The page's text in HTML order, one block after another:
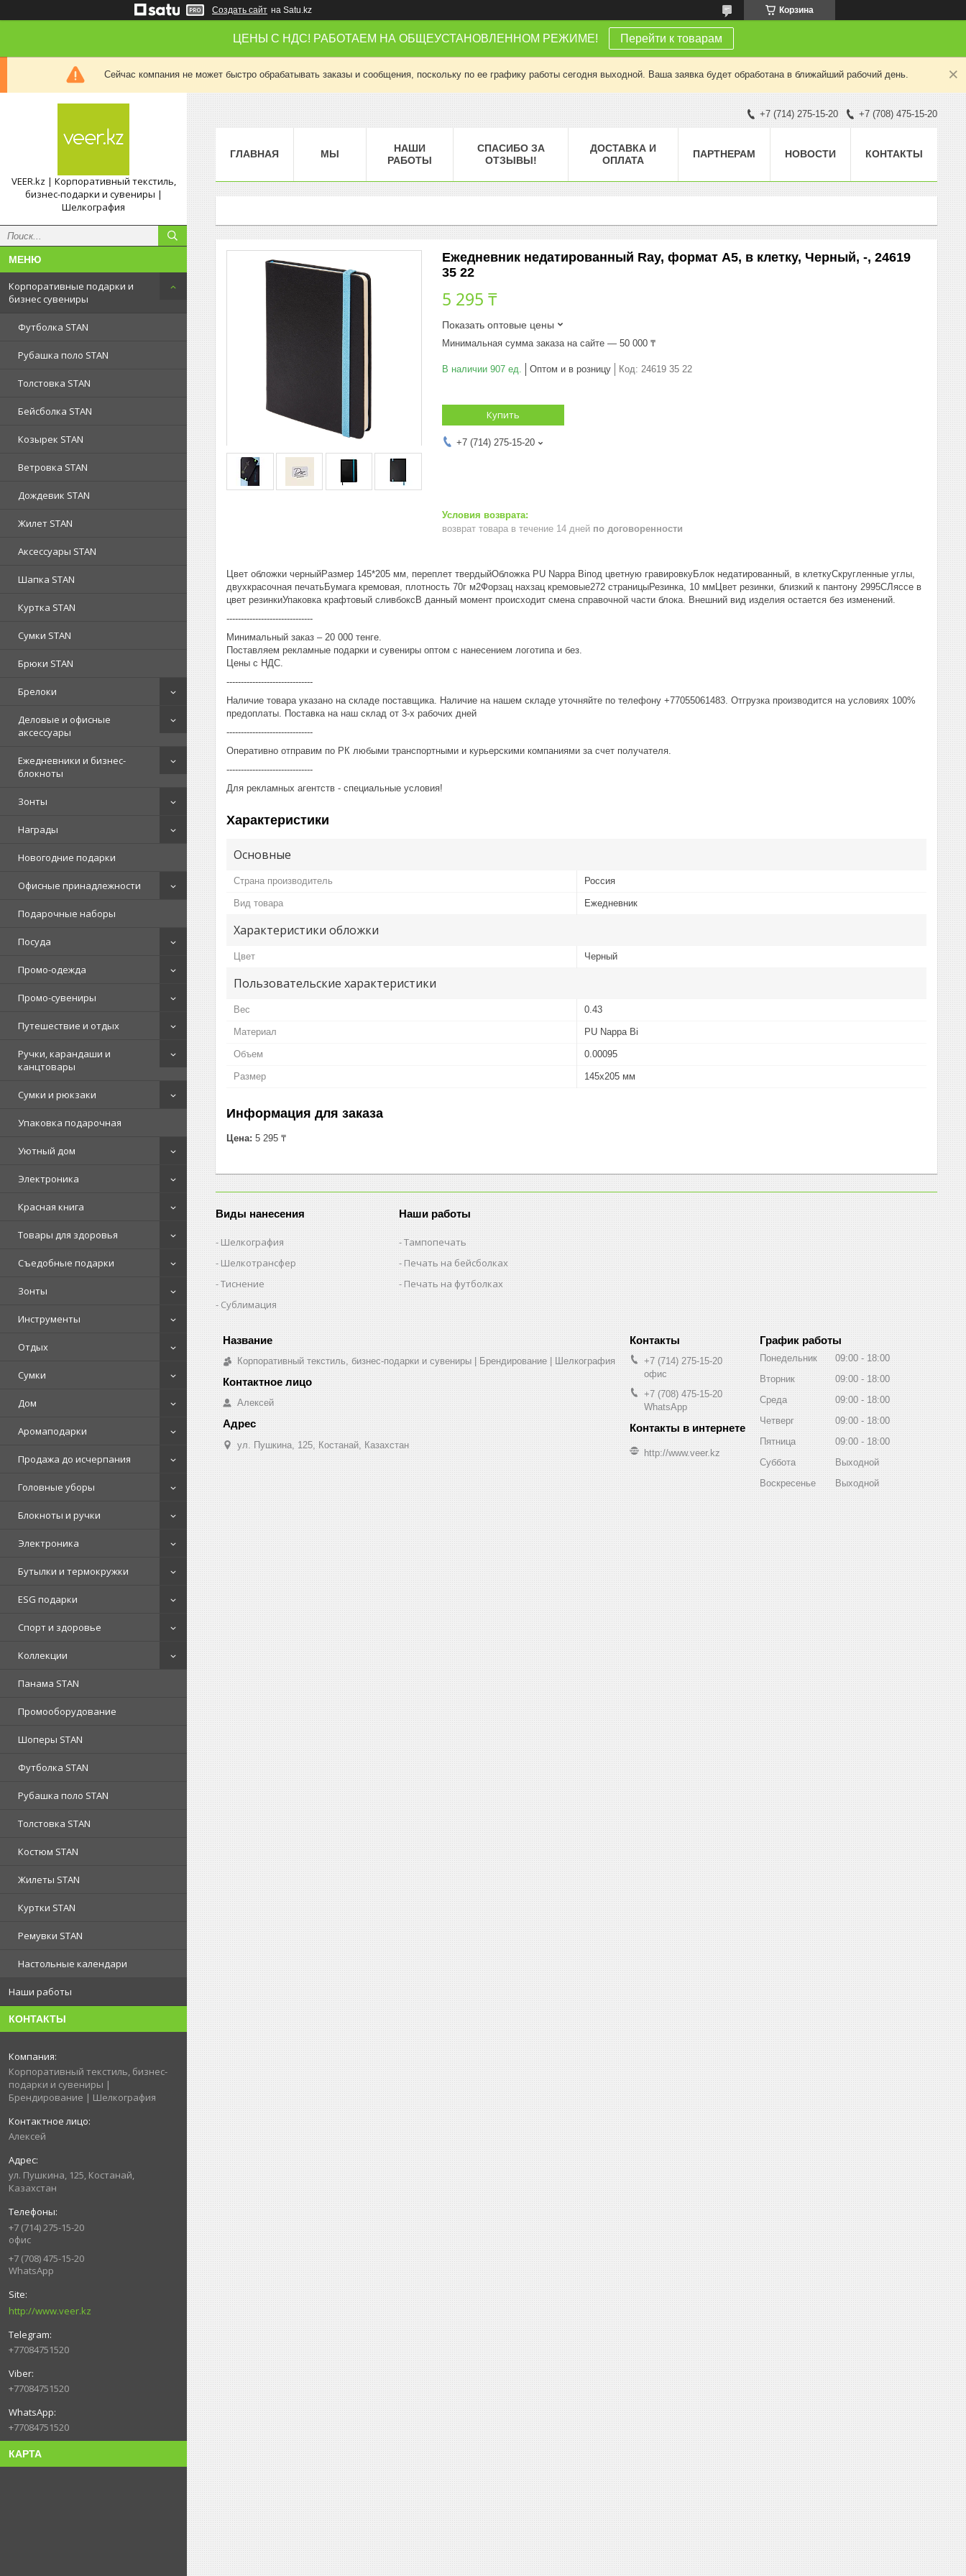
Создать сайт на Satu.kz Корзина
ЦЕНЫ С НДС! РАБОТАЕМ НА ОБЩЕУСТАНОВЛЕННОМ РЕЖИМЕ! Перейти к товарам
Сейчас компания не может быстро обрабатывать заказы и сообщения, поскольку по ее графику работы сегодня выходной. Ваша заявка будет обработана в ближайший рабочий день.
VEER.kz | Корпоративный текстиль,
бизнес-подарки и сувениры |
Шелкография
Корпоративные подарки и
бизнес сувениры
Футболка STAN
Рубашка поло STAN
Толстовка STAN
Бейсболка STAN
Козырек STAN
Ветровка STAN
Дождевик STAN
Жилет STAN
Аксессуары STAN
Шапка STAN
Куртка STAN
Сумки STAN
Брюки STAN
Брелоки
Деловые и офисные
аксессуары
Ежедневники и бизнес-
блокноты
Зонты
Награды
Новогодние подарки
Офисные принадлежности
Подарочные наборы
Посуда
Промо-одежда
Промо-сувениры
Путешествие и отдых
Ручки, карандаши и
канцтовары
Сумки и рюкзаки
Упаковка подарочная
Уютный дом
Электроника
Красная книга
Товары для здоровья
Съедобные подарки
Зонты
Инструменты
Отдых
Сумки
Дом
Аромаподарки
Продажа до исчерпания
Головные уборы
Блокноты и ручки
Электроника
Бутылки и термокружки
ESG подарки
Спорт и здоровье
Коллекции
Панама STAN
Промооборудование
Шоперы STAN
Футболка STAN
Рубашка поло STAN
Толстовка STAN
Костюм STAN
Жилеты STAN
Куртки STAN
Ремувки STAN
Настольные календари
Наши работы
КОНТАКТЫ
Корпоративный текстиль, бизнес-
подарки и сувениры |
Брендирование | Шелкография
Алексей
ул. Пушкина, 125, Костанай,
Казахстан
+7 (714) 275-15-20
офис
+7 (708) 475-15-20
WhatsApp
http://www.veer.kz
+77084751520
+77084751520
+77084751520
КАРТА
+7 (714) 275-15-20 +7 (708) 475-15-20
ГЛАВНАЯ МЫ
НАШИ
РАБОТЫ
СПАСИБО ЗА
ОТЗЫВЫ!
ДОСТАВКА И
ОПЛАТА
ПАРТНЕРАМ НОВОСТИ КОНТАКТЫ
Ежедневник недатированный Ray, формат А5, в клетку, Черный, -, 24619
35 22
5 295 ₸
Показать оптовые цены
Минимальная сумма заказа на сайте — 50 000 ₸
В наличии 907 ед. Оптом и в розницу Код: 24619 35 22
Купить
+7 (714) 275-15-20
возврат товара в течение 14 дней по договоренности
Цвет обложки черныйРазмер 145*205 мм, переплет твердыйОбложка PU Nappa Biпод цветную гравировкуБлок недатированный, в клеткуСкругленные углы,
двухкрасочная печатьБумага кремовая, плотность 70г м2Форзац нахзац кремовые272 страницыРезинка, 10 ммЦвет резинки, близкий к пантону 2995СЛяссе в
цвет резинкиУпаковка крафтовый сливбоксВ данный момент происходит смена справочной части блока. Внешний вид изделия остается без изменений.
------------------------------
Минимальный заказ – 20 000 тенге.
Поставляем рекламные подарки и сувениры оптом с нанесением логотипа и без.
Цены с НДС.
------------------------------
Наличие товара указано на складе поставщика. Наличие на нашем складе уточняйте по телефону +77055061483. Отгрузка производится на условиях 100%
предоплаты. Поставка на наш склад от 3-x рабочих дней
------------------------------
Оперативно отправим по РК любыми транспортными и курьерскими компаниями за счет получателя.
------------------------------
Для рекламных агентств - специальные условия!
Характеристики
Основные
Страна производитель Россия
Вид товара Ежедневник
Характеристики обложки
Цвет Черный
Пользовательские характеристики
Вес 0.43
Материал PU Nappa Bi
Объем 0.00095
Размер 145x205 мм
Информация для заказа
Цена: 5 295 ₸
Виды нанесения
Шелкография
Шелкотрансфер
Тиснение
Сублимация
Наши работы
Тампопечать
Печать на бейсболках
Печать на футболках
Корпоративный текстиль, бизнес-подарки и сувениры | Брендирование | Шелкография
Алексей
ул. Пушкина, 125, Костанай, Казахстан
+7 (714) 275-15-20
офис
+7 (708) 475-15-20
WhatsApp
http://www.veer.kz
График работы
Понедельник 09:00
18:00
Вторник
09:00
18:00
Среда
09:00
18:00
Четверг
09:00
18:00
Пятница
09:00
18:00
Суббота
Выходной
Воскресенье
Выходной